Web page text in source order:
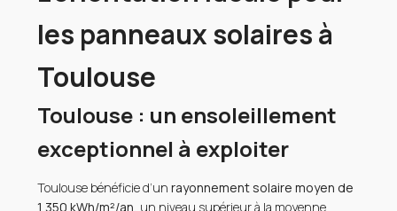
les panneaux solaires à
Toulouse
Toulouse : un ensoleillement
exceptionnel à exploiter
Toulouse bénéficie d’unrayonnement solaire moyen de
1 350 kWh/m²/an , un niveau supérieur à la moyenne